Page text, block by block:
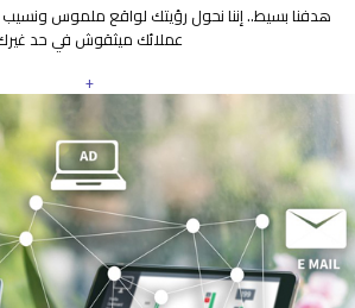
هدفنا بسيط.. إننا نحول رؤيتك لواقع ملموس
عملائك ميثقوش في حد
+